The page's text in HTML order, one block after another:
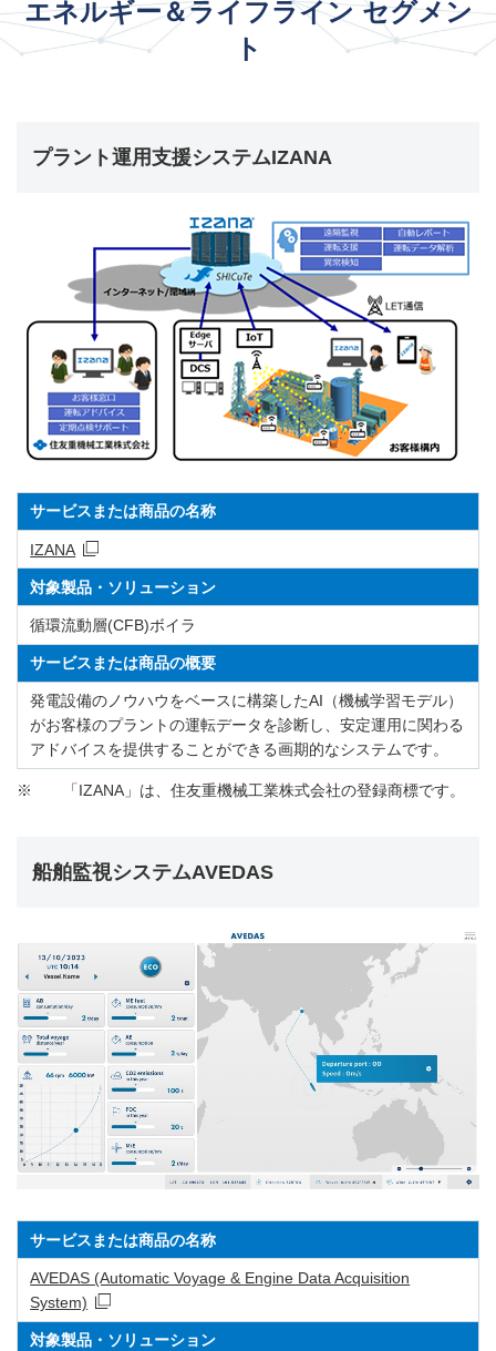
エネルギー＆ライフライン セグメン
ト
プラント運用支援システムIZANA
サービスまたは商品の名称
IZANA
対象製品・ソリューション
循環流動層(CFB)ボイラ
サービスまたは商品の概要
発電設備のノウハウをベースに構築したAI（機械学習モデル）
がお客様のプラントの運転データを診断し、安定運用に関わる
アドバイスを提供することができる画期的なシステムです。
※ 「IZANA」は、住友重機械工業株式会社の登録商標です。
船舶監視システムAVEDAS
サービスまたは商品の名称
AVEDAS (Automatic Voyage & Engine Data Acquisition
System)
対象製品・ソリューション